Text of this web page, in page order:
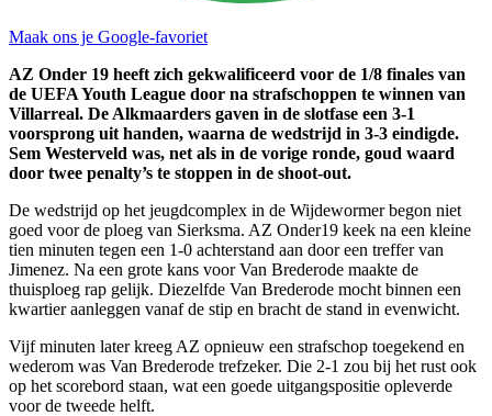
Maak ons je Google-favoriet
AZ Onder 19 heeft zich gekwalificeerd voor de 1/8 finales van
de UEFA Youth League door na strafschoppen te winnen van
Villarreal. De Alkmaarders gaven in de slotfase een 3-1
voorsprong uit handen, waarna de wedstrijd in 3-3 eindigde.
Sem Westerveld was, net als in de vorige ronde, goud waard
door twee penalty’s te stoppen in de shoot-out.
De wedstrijd op het jeugdcomplex in de Wijdewormer begon niet
goed voor de ploeg van Sierksma. AZ Onder19 keek na een kleine
tien minuten tegen een 1-0 achterstand aan door een treffer van
Jimenez. Na een grote kans voor Van Brederode maakte de
thuisploeg rap gelijk. Diezelfde Van Brederode mocht binnen een
kwartier aanleggen vanaf de stip en bracht de stand in evenwicht.
Vijf minuten later kreeg AZ opnieuw een strafschop toegekend en
wederom was Van Brederode trefzeker. Die 2-1 zou bij het rust ook
op het scorebord staan, wat een goede uitgangspositie opleverde
voor de tweede helft.